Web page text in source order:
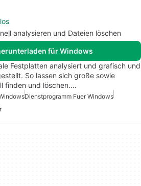
analysieren und Dateien löschen
für Windows
Festplatten analysiert und grafisch und
So lassen sich große sowie
finden und löschen.…
Dienstprogramm Fuer Windows